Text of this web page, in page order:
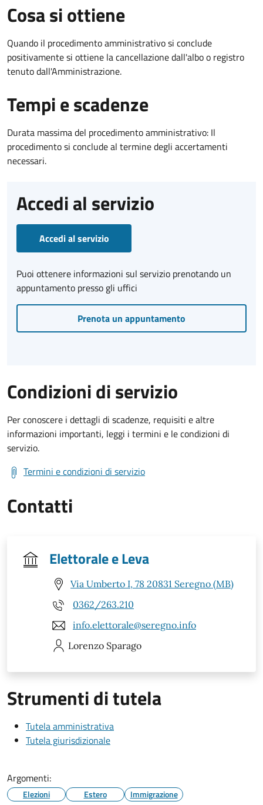
Cosa si ottiene
Quando il procedimento amministrativo si conclude
positivamente si ottiene la cancellazione dall'albo o registro
tenuto dall'Amministrazione.
Tempi e scadenze
Durata massima del procedimento amministrativo: Il
procedimento si conclude al termine degli accertamenti
necessari.
Accedi al servizio
Accedi al servizio
Puoi ottenere informazioni sul servizio prenotando un
appuntamento presso gli uffici
Prenota un appuntamento
Condizioni di servizio
Per conoscere i dettagli di scadenze, requisiti e altre
informazioni importanti, leggi i termini e le condizioni di
servizio.
Termini e condizioni di servizio
Contatti
Elettorale e Leva
Via Umberto I, 78 20831 Seregno (MB)
0362/263.210
info.elettorale@seregno.info
Lorenzo Sparago
Strumenti di tutela
Tutela amministrativa
Tutela giurisdizionale
Argomenti:
Elezioni Estero Immigrazione